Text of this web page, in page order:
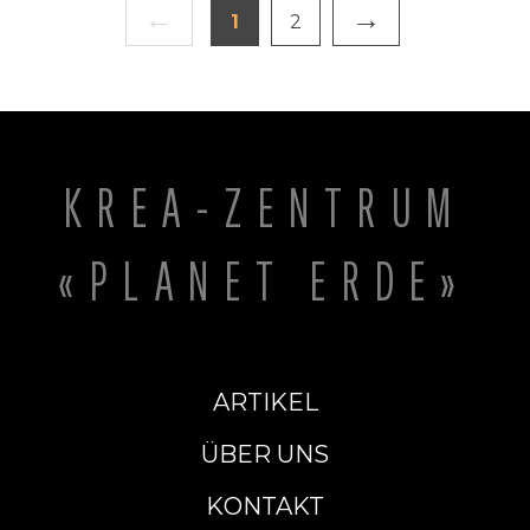
← 1 2 →
KREA-ZENTRUM
«PLANET ERDE»
ARTIKEL
ÜBER UNS
KONTAKT